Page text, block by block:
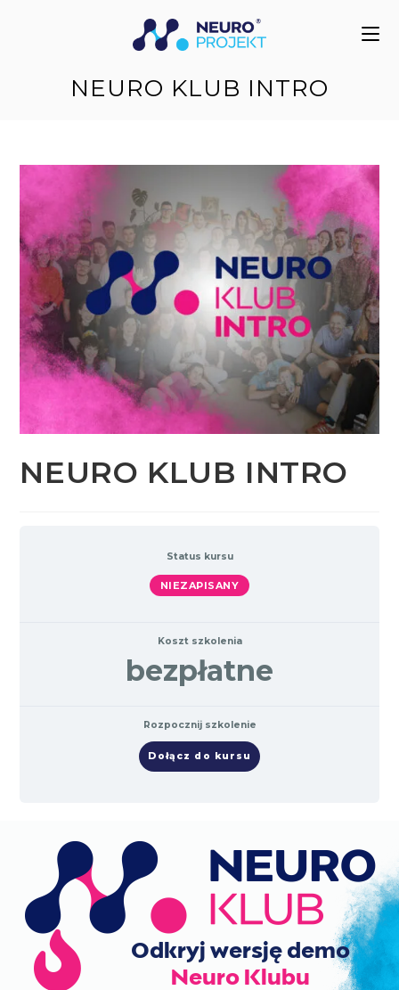
NEURO KLUB INTRO
NEURO KLUB INTRO
Status kursu
NIEZAPISANY
Koszt szkolenia
bezpłatne
Rozpocznij szkolenie
Dołącz do kursu
Odkryj wersję demo
Neuro Klubu